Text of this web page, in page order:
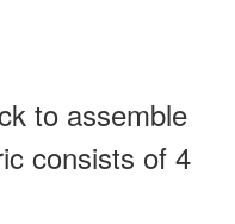
to assemble
consists of 4